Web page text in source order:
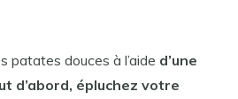
patates douces à l’aide d’une
d’abord, épluchez votre